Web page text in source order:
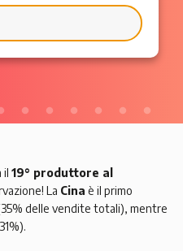
il 19° produttore al
La Cina è il primo
delle vendite totali), mentre